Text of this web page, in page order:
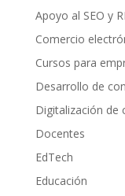
Apoyo al SEO y
Comercio
Cursos para
Desarrollo de
Digitalización de
Docentes
EdTech
Educación